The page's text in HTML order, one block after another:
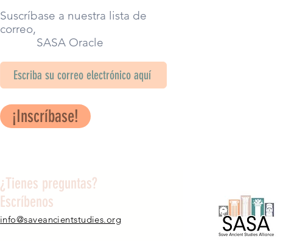
Suscríbase a nuestra lista de
correo,
SASA Oracle
¡Inscríbase!
¿Tienes preguntas?
Escríbenos
info@saveancientstudies.org